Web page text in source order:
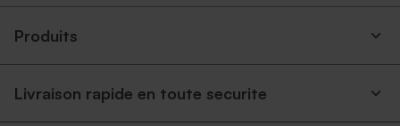
Produits
Livraison rapide en toute securite